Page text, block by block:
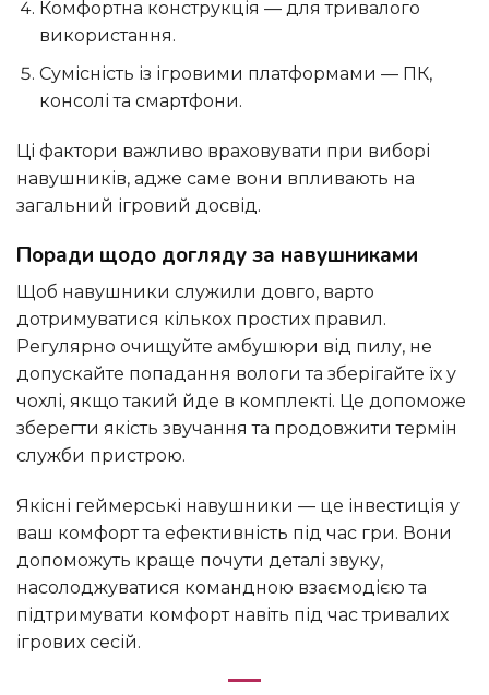
Комфортна конструкція — для тривалого
використання.
Сумісність із ігровими платформами — ПК,
консолі та смартфони.
Ці фактори важливо враховувати при виборі
навушників, адже саме вони впливають на
загальний ігровий досвід.
Поради щодо догляду за навушниками
Щоб навушники служили довго, варто
дотримуватися кількох простих правил.
Регулярно очищуйте амбушюри від пилу, не
допускайте попадання вологи та зберігайте їх у
чохлі, якщо такий йде в комплекті. Це допоможе
зберегти якість звучання та продовжити термін
служби пристрою.
Якісні геймерські навушники — це інвестиція у
ваш комфорт та ефективність під час гри. Вони
допоможуть краще почути деталі звуку,
насолоджуватися командною взаємодією та
підтримувати комфорт навіть під час тривалих
ігрових сесій.